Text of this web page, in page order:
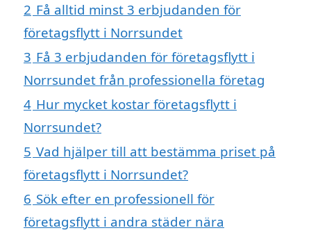
2 Få alltid minst 3 erbjudanden för
företagsflytt i Norrsundet
3 Få 3 erbjudanden för företagsflytt i
Norrsundet från professionella företag
4 Hur mycket kostar företagsflytt i
Norrsundet?
5 Vad hjälper till att bestämma priset på
företagsflytt i Norrsundet?
6 Sök efter en professionell för
företagsflytt i andra städer nära